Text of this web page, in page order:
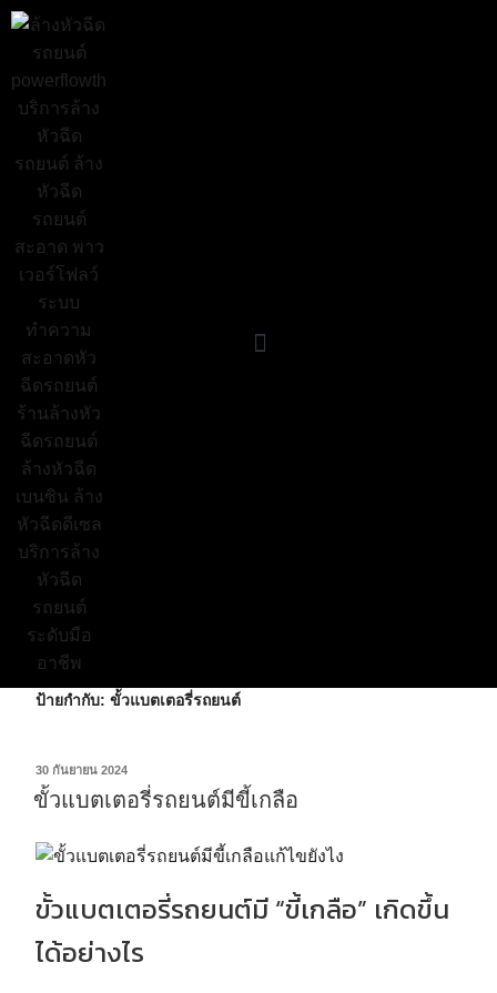
ป้ายกำกับ: ขั้วแบตเตอรี่รถยนต์
30 กันยายน 2024
ขั้วแบตเตอรี่รถยนต์มีขี้เกลือ
ขั้วแบตเตอรี่รถยนต์มี “ขี้เกลือ” เกิดขึ้น
ได้อย่างไร